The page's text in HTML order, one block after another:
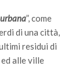
”, come
di una città,
residui di
alle ville